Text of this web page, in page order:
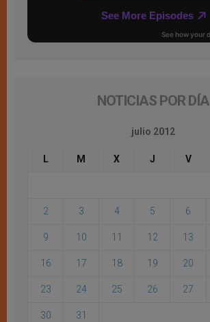
NOTICIAS POR DÍA
julio 2012
L M X J V
2 3 4 5 6
9 10 11 12 13
16 17 18 19 20
23 24 25 26 27
30 31